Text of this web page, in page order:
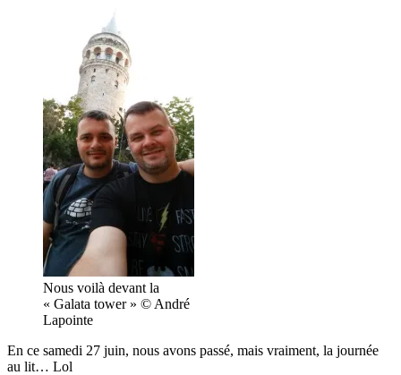
Nous voilà devant la
« Galata tower » © André
Lapointe
En ce samedi 27 juin, nous avons passé, mais vraiment, la journée
au lit… Lol